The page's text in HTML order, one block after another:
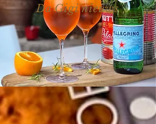
Da Gigi nieuws